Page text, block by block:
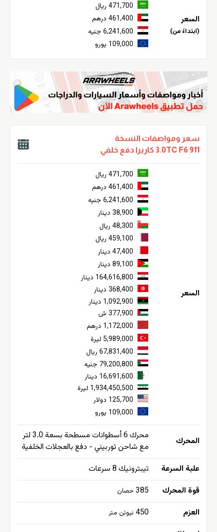
السعر
(ابتداءً من)
471,700 ريال
461,400 درهم
6,241,600 جنيه
109,000 يورو
سعر ومواصفات النسخة
3.0TC F6 911 كاريرا دفع خلفي
السعر
471,700 ريال
461,400 درهم
6,241,600 جنيه
38,900 دينار
48,300 ريال
459,100 ريال
47,400 دينار
89,100 دينار
164,616,800 دينار
368,400 دينار
1,092,900 دينار
377,900 ش
1,172,000 درهم
5,989,000 ليرة
67,831,400 ريال
79,200,800 جنيه
16,691,600 دينار
1,934,450,500 ليرة
125,700 دولار
109,000 يورو
المحرك
محرك 6 أسطوانات مسطحة بسعة 3.0 لتر
مع شاحن توربيني - دفع بالعجلات الخلفية
علبة السرعة
تيبترونيك 8 سرعات
قوة المحرك
385 حصان
العزم 450 نيوتن متر